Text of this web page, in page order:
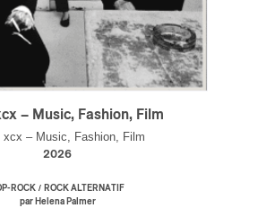
– Music, Fashion, Film
xcx – Music, Fashion, Film
2026
ROCK / ROCK ALTERNATIF
par Helena Palmer